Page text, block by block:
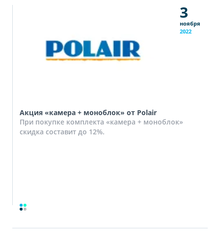
3
ноября
2022
Акция «камера + моноблок» от Polair
При покупке комплекта «камера + моноблок»
скидка составит до 12%.